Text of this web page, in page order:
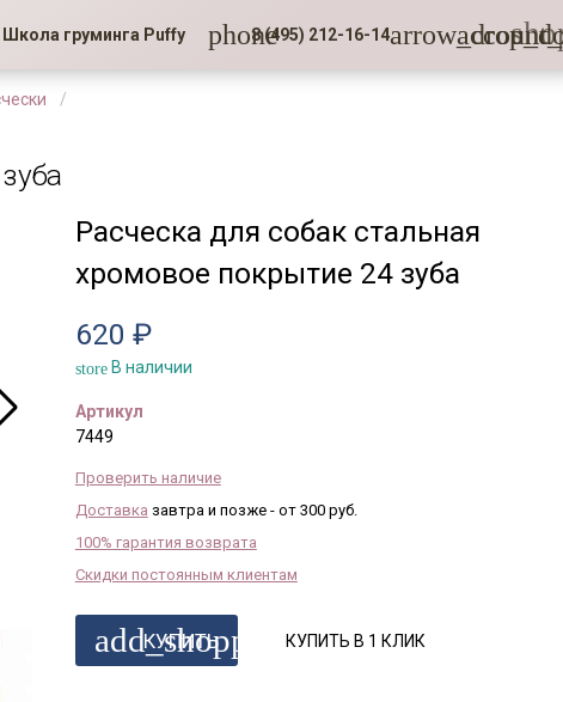
Школа груминга Puffy phone8 (495) 212-16-14
Расческа для собак стальная
хромовое покрытие 24 зуба
620 ₽
storeВ наличии
Артикул
7449
Проверить наличие
Доставка завтра и позже - от 300 руб.
100% гарантия возврата
Скидки постоянным клиентам
add_shopping_cart
КУПИТЬ КУПИТЬ В 1 КЛИК